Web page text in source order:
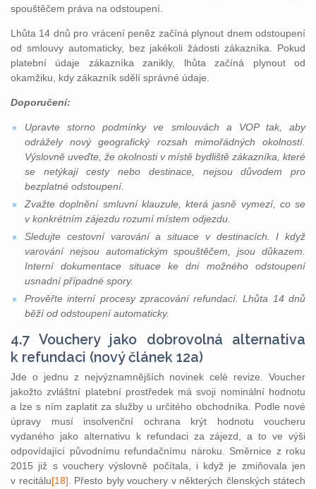
spouštěčem práva na odstoupení.
Lhůta 14 dnů pro vrácení peněz začíná plynout dnem odstoupení
od smlouvy automaticky, bez jakékoli žádosti zákazníka. Pokud
platební údaje zákazníka zanikly, lhůta začíná plynout od
okamžiku, kdy zákazník sdělí správné údaje.
Doporučení:
Upravte storno podmínky ve smlouvách a VOP tak, aby
odrážely nový geografický rozsah mimořádných okolností.
Výslovně uveďte, že okolnosti v místě bydliště zákazníka, které
se netýkají cesty nebo destinace, nejsou důvodem pro
bezplatné odstoupení.
Zvažte doplnění smluvní klauzule, která jasně vymezí, co se
v konkrétním zájezdu rozumí místem odjezdu.
Sledujte cestovní varování a situace v destinacích. I když
varování nejsou automatickým spouštěčem, jsou důkazem.
Interní dokumentace situace ke dni možného odstoupení
usnadní případné spory.
Prověřte interní procesy zpracování refundací. Lhůta 14 dnů
běží od odstoupení automaticky.
4.7 Vouchery jako dobrovolná alternativa
k refundaci (nový článek 12a)
Jde o jednu z nejvýznamnějších novinek celé revize. Voucher
jakožto zvláštní platební prostředek má svoji nominální hodnotu
a lze s ním zaplatit za služby u určitého obchodníka. Podle nové
úpravy musí insolvenční ochrana krýt hodnotu voucheru
vydaného jako alternativu k refundaci za zájezd, a to ve výši
odpovídající původnímu refundačnímu nároku. Směrnice z roku
2015 již s vouchery výslovně počítala, i když je zmiňovala jen
v recitálu[18] . Přesto byly vouchery v některých členských státech